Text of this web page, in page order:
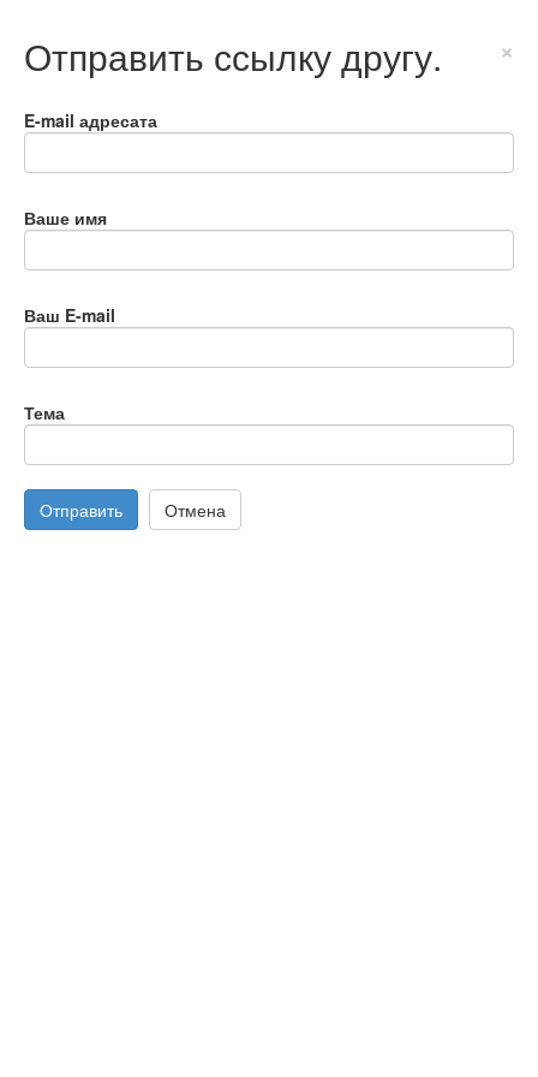
Отправить ссылку другу. ×
E-mail адресата
Ваше имя
Ваш E-mail
Тема
Отправить Отмена